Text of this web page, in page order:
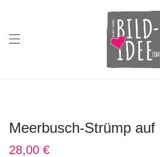
Meerbusch-Strümp auf
28,00 €